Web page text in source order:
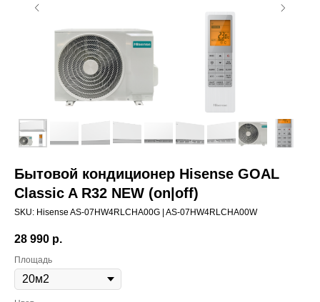
Бытовой кондиционер Hisense GOAL
Classic A R32 NEW (on|off)
SKU: Hisense AS-07HW4RLCHA00G | AS-07HW4RLCHA00W
28 990 р.
Площадь